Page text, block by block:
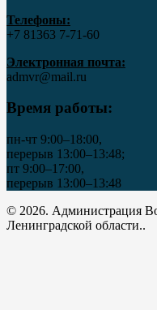
Телефоны:
+7 81363 7‑71-60
Электронная почта:
admvr@mail.ru
Время работы:
пн-чт 9:00–18:00,
перерыв 13:00–13:48;
пт 9:00–17:00,
перерыв 13:00–13:48
© 2026. Администрация
Ленинградской области..